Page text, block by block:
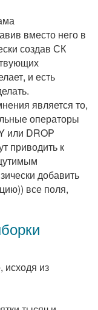
вместо него в
создав СК
и есть
является то,
операторы
или DROP
приводить к
добавить
все поля,
исходя из